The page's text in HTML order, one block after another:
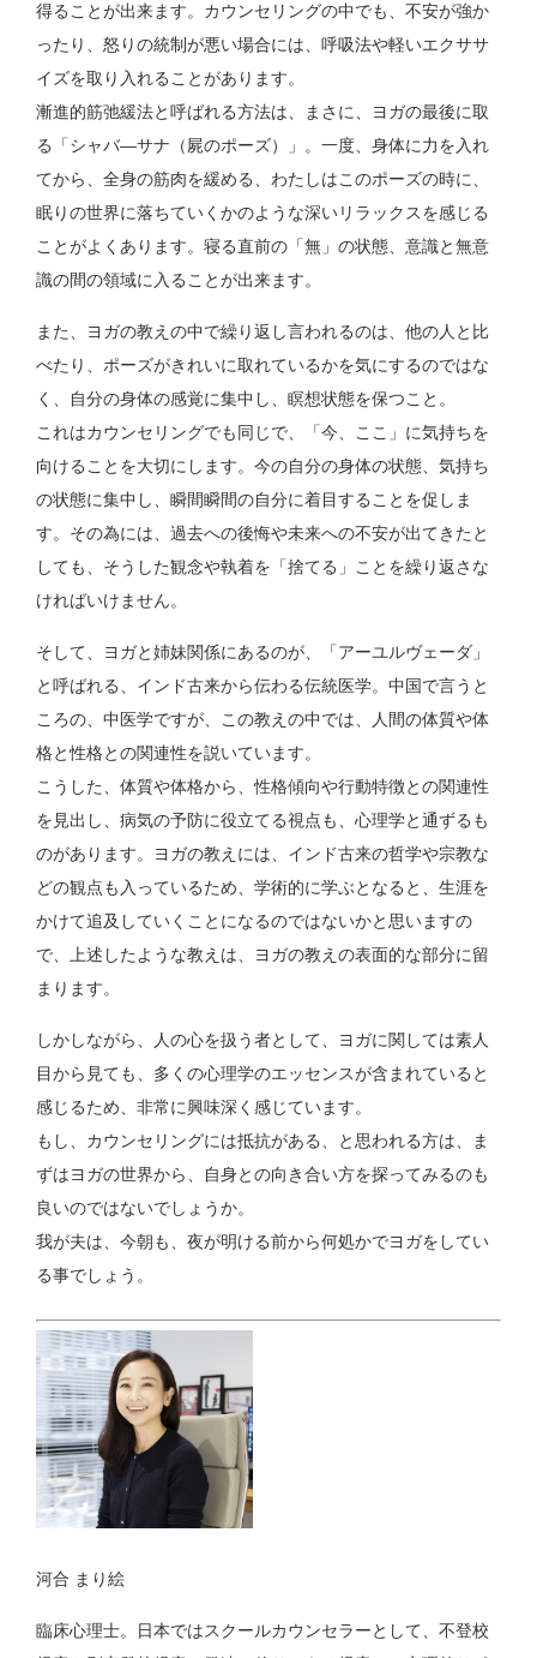
得ることが出来ます。カウンセリングの中でも、不安が強か
ったり、怒りの統制が悪い場合には、呼吸法や軽いエクササ
イズを取り入れることがあります。
漸進的筋弛緩法と呼ばれる方法は、まさに、ヨガの最後に取
る「シャバ―サナ（屍のポーズ）」。一度、身体に力を入れ
てから、全身の筋肉を緩める、わたしはこのポーズの時に、
眠りの世界に落ちていくかのような深いリラックスを感じる
ことがよくあります。寝る直前の「無」の状態、意識と無意
識の間の領域に入ることが出来ます。
また、ヨガの教えの中で繰り返し言われるのは、他の人と比
べたり、ポーズがきれいに取れているかを気にするのではな
く、自分の身体の感覚に集中し、瞑想状態を保つこと。
これはカウンセリングでも同じで、「今、ここ」に気持ちを
向けることを大切にします。今の自分の身体の状態、気持ち
の状態に集中し、瞬間瞬間の自分に着目することを促しま
す。その為には、過去への後悔や未来への不安が出てきたと
しても、そうした観念や執着を「捨てる」ことを繰り返さな
ければいけません。
そして、ヨガと姉妹関係にあるのが、「アーユルヴェーダ」
と呼ばれる、インド古来から伝わる伝統医学。中国で言うと
ころの、中医学ですが、この教えの中では、人間の体質や体
格と性格との関連性を説いています。
こうした、体質や体格から、性格傾向や行動特徴との関連性
を見出し、病気の予防に役立てる視点も、心理学と通ずるも
のがあります。ヨガの教えには、インド古来の哲学や宗教な
どの観点も入っているため、学術的に学ぶとなると、生涯を
かけて追及していくことになるのではないかと思いますの
で、上述したような教えは、ヨガの教えの表面的な部分に留
まります。
しかしながら、人の心を扱う者として、ヨガに関しては素人
目から見ても、多くの心理学のエッセンスが含まれていると
感じるため、非常に興味深く感じています。
もし、カウンセリングには抵抗がある、と思われる方は、ま
ずはヨガの世界から、自身との向き合い方を探ってみるのも
良いのではないでしょうか。
我が夫は、今朝も、夜が明ける前から何処かでヨガをしてい
る事でしょう。
河合 まり絵
臨床心理士。日本ではスクールカウンセラーとして、不登校